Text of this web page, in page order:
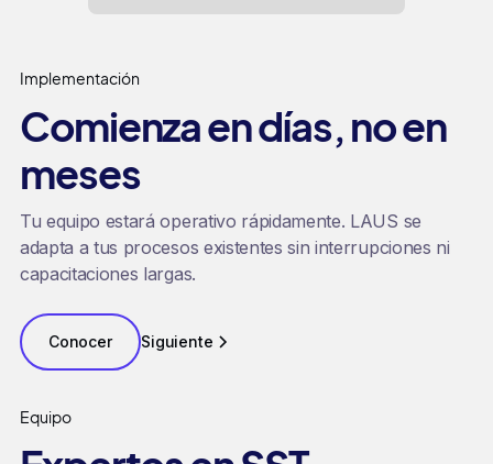
Implementación
Comienza en días, no en
meses
Tu equipo estará operativo rápidamente. LAUS se
adapta a tus procesos existentes sin interrupciones ni
capacitaciones largas.
Conocer Siguiente
Equipo